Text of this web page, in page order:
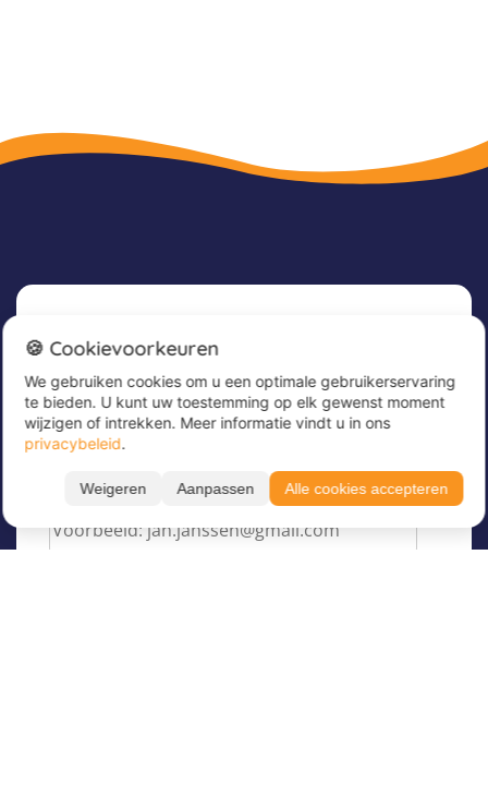
Nieuwsbrief
Meld u nu aan voor onze nieuwsbrief om
geweldige aanbiedingen te ontvangen en op de
hoogte te blijven!
Voer hier uw e-mailadres in*
🍪 Cookievoorkeuren
We gebruiken cookies om u een optimale gebruikerservaring
te bieden. U kunt uw toestemming op elk gewenst moment
wijzigen of intrekken. Meer informatie vindt u in ons
privacybeleid.
Weigeren Aanpassen Alle cookies accepteren